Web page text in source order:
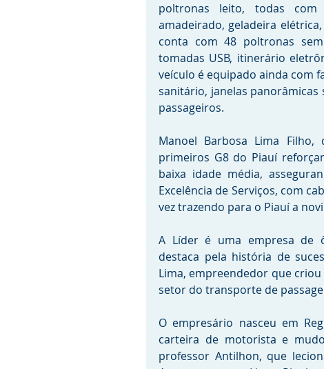
poltronas leito, todas com
amadeirado, geladeira
conta com 48 poltronas
tomadas USB, itinerário
veículo é equipado ainda com
sanitário, janelas
passageiros.
Manoel Barbosa Lima
primeiros G8 do Piauí
baixa idade média,
Excelência de Serviços, com
vez trazendo para o Piauí a
A Líder é uma empresa de
destaca pela história de
Lima, empreendedor que
setor do transporte de
O empresário nasceu em
carteira de motorista e
professor Antilhon, que